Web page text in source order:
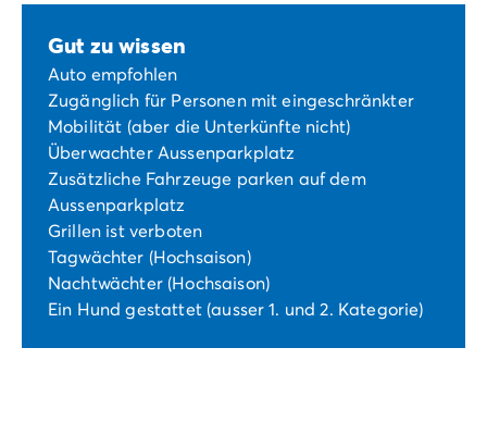
Gut zu wissen
Auto empfohlen
Zugänglich für Personen mit eingeschränkter
Mobilität (aber die Unterkünfte nicht)
Überwachter Aussenparkplatz
Zusätzliche Fahrzeuge parken auf dem
Aussenparkplatz
Grillen ist verboten
Tagwächter (Hochsaison)
Nachtwächter (Hochsaison)
Ein Hund gestattet (ausser 1. und 2. Kategorie)